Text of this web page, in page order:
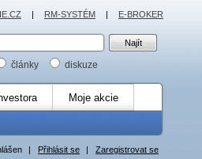
články diskuze
Moje akcie
| Přihlásit se | Zaregistrovat se
| RM-SYSTÉM | E-BROKER